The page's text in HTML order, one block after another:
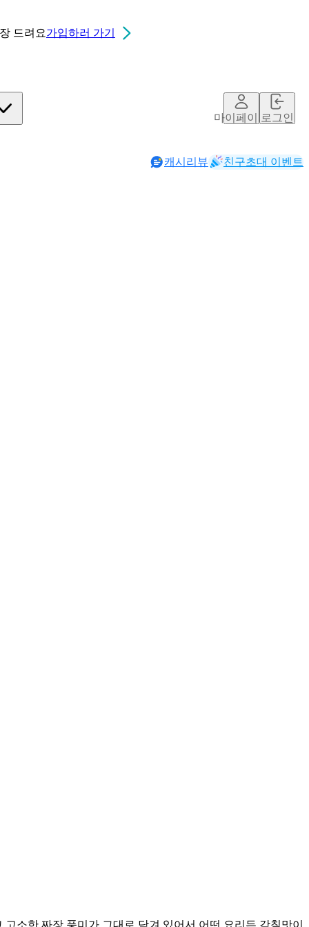
드려요가입하러 가기
마이페이지로그인
캐시리뷰 친구초대 이벤트
소한 짜장 풍미가 그대로 담겨 있어서 어떤 요리든 감칠맛이